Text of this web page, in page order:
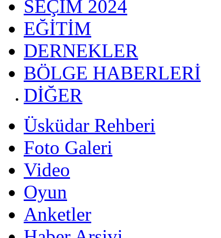
SEÇİM 2024
EĞİTİM
DERNEKLER
BÖLGE HABERLERİ
DİĞER
Üsküdar Rehberi
Foto Galeri
Video
Oyun
Anketler